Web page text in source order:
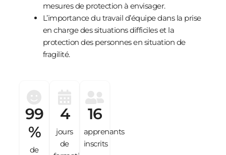
mesures de protection à envisager.
L’importance du travail d’équipe dans la prise
en charge des situations difficiles et la
protection des personnes en situation de
fragilité.
99
%
de
4
jours
de
16
apprenants
inscrits